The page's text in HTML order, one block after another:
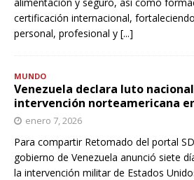
certificación internacional,
personal, profesional y [...]
MUNDO
Venezuela declara luto
intervención norteamericana
enero 7, 2026
Para compartir Retomado del portal
gobierno de Venezuela anunció siete
la intervención militar de Estados